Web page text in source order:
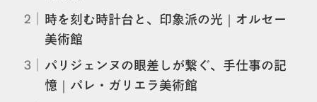
時を刻む時計台と、印象派の光｜オルセー
美術館
パリジェンヌの眼差しが繋ぐ、手仕事の記
憶｜パレ・ガリエラ美術館